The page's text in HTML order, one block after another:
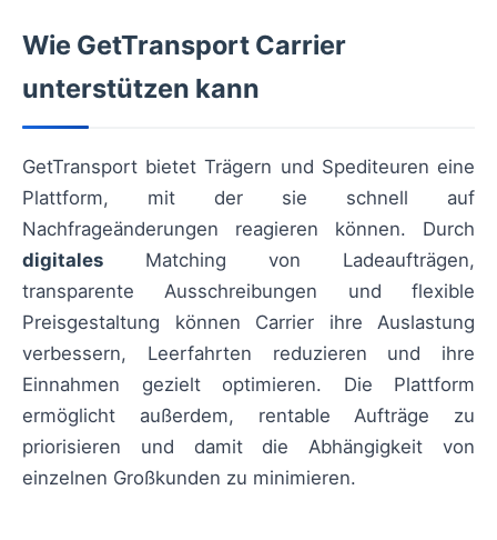
Wie GetTransport Carrier
unterstützen kann
GetTransport bietet Trägern und Spediteuren eine
Plattform, mit der sie schnell auf
Nachfrageänderungen reagieren können. Durch
digitales Matching von Ladeaufträgen,
transparente Ausschreibungen und flexible
Preisgestaltung können Carrier ihre Auslastung
verbessern, Leerfahrten reduzieren und ihre
Einnahmen gezielt optimieren. Die Plattform
ermöglicht außerdem, rentable Aufträge zu
priorisieren und damit die Abhängigkeit von
einzelnen Großkunden zu minimieren.